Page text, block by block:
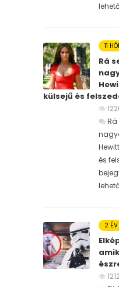
11
Rá
külsejű és
Rá
és
2